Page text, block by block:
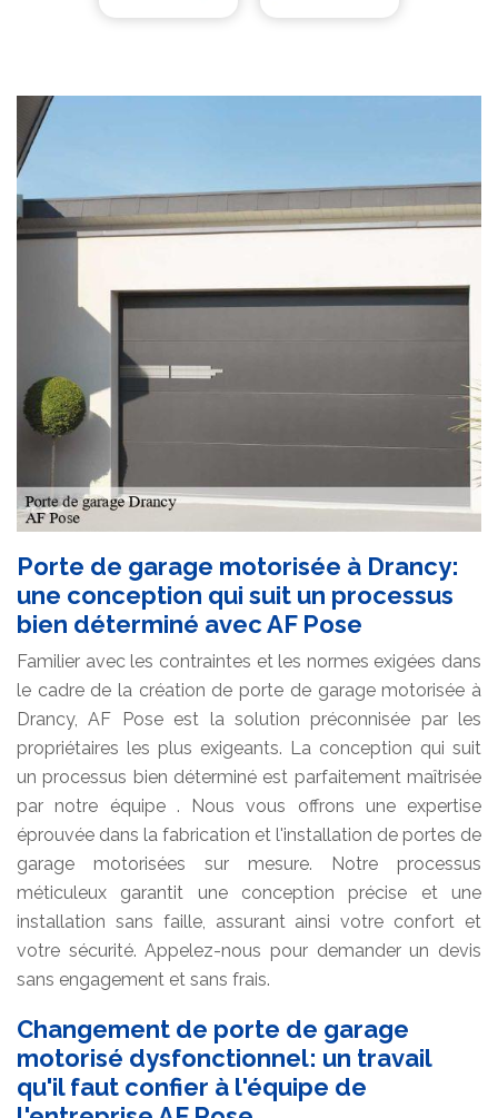
Porte de garage motorisée à Drancy:
une conception qui suit un processus
bien déterminé avec AF Pose
Familier avec les contraintes et les normes exigées dans
le cadre de la création de porte de garage motorisée à
Drancy, AF Pose est la solution préconnisée par les
propriétaires les plus exigeants. La conception qui suit
un processus bien déterminé est parfaitement maîtrisée
par notre équipe . Nous vous offrons une expertise
éprouvée dans la fabrication et l'installation de portes de
garage motorisées sur mesure. Notre processus
méticuleux garantit une conception précise et une
installation sans faille, assurant ainsi votre confort et
votre sécurité. Appelez-nous pour demander un devis
sans engagement et sans frais.
Changement de porte de garage
motorisé dysfonctionnel: un travail
qu'il faut confier à l'équipe de